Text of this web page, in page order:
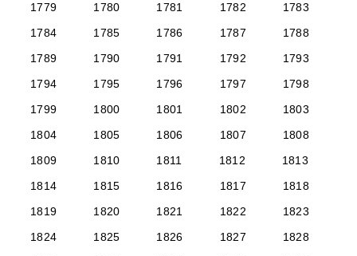
1779
1780 1781 1782
1783
1784
1785 1786 1787
1788
1789
1790 1791 1792
1793
1794
1795 1796 1797
1798
1799
1800 1801 1802
1803
1804
1805 1806 1807
1808
1809
1810 1811 1812
1813
1814
1815 1816 1817
1818
1819
1820 1821 1822
1823
1824
1825 1826 1827
1828